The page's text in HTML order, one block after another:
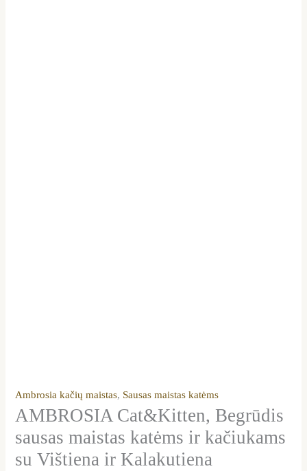
Ambrosia kačių maistas, Sausas maistas katėms
AMBROSIA Cat&Kitten, Begrūdis
sausas maistas katėms ir kačiukams
su Vištiena ir Kalakutiena